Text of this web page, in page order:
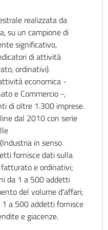
realizzata da
su un campione di
significativo,
di attività
ordinativi).
economica -
e Commercio -,
di oltre 1.300 imprese.
dal 2010 con serie
in senso
fornisce dati sulla
e ordinativi;
da 1 a 500 addetti
del volume d'affari;
1 a 500 addetti fornisce
e giacenze.